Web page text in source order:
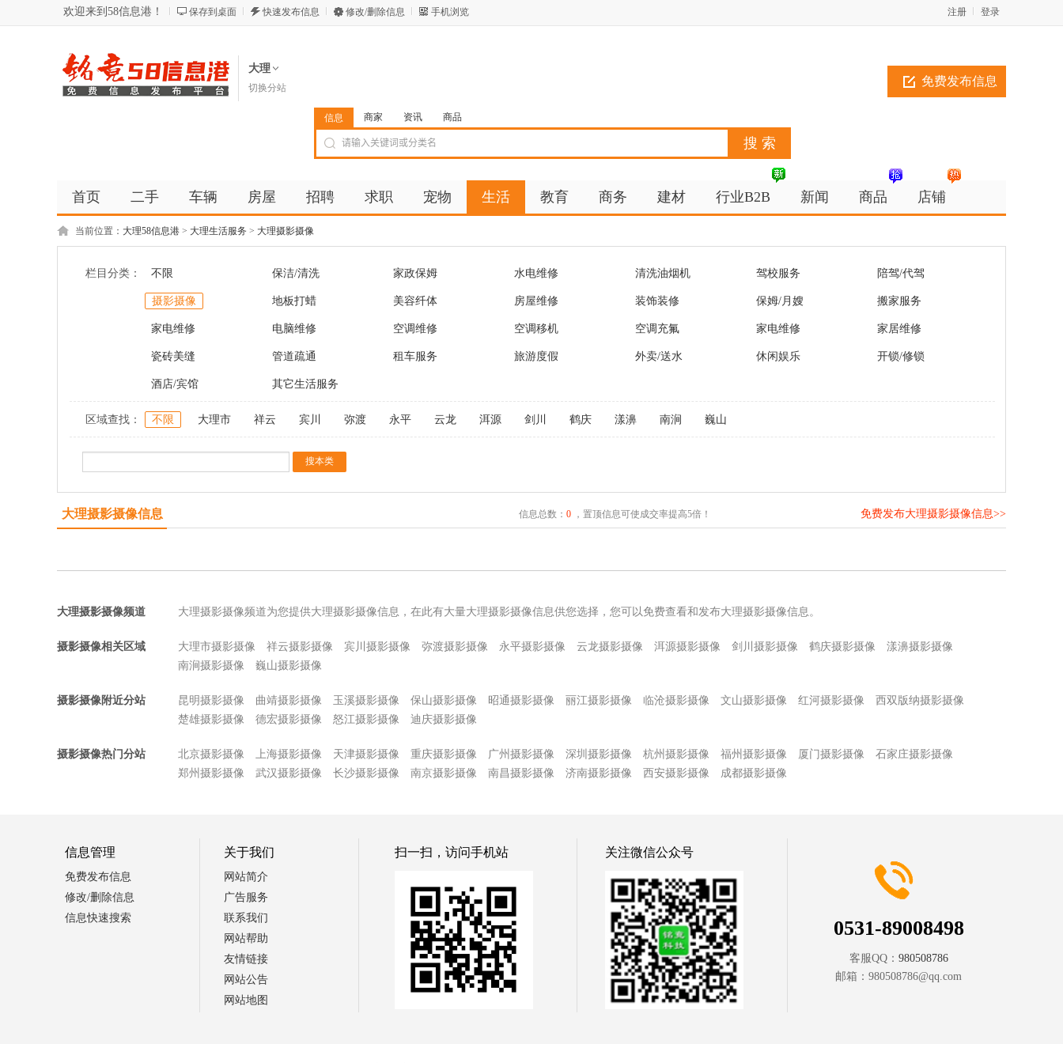
欢迎来到58信息港！ 保存到桌面 快速发布信息 修改/删除信息 手机浏览 登录
注册
大理
切换分站 免费发布信息
信息 商家 资讯 商品
首页 二手 车辆 房屋 招聘 求职 宠物 生活 教育 商务 建材 行业B2B 新闻 商品 店铺
当前位置： 大理58信息港 > 大理生活服务 > 大理摄影摄像
栏目分类： 不限 保洁/清洗 家政保姆 水电维修 清洗油烟机 驾校服务 陪驾/代驾
摄影摄像 地板打蜡 美容纤体 房屋维修 装饰装修 保姆/月嫂 搬家服务
家电维修 电脑维修 空调维修 空调移机 空调充氟 家电维修 家居维修
瓷砖美缝 管道疏通 租车服务 旅游度假 外卖/送水 休闲娱乐 开锁/修锁
酒店/宾馆 其它生活服务
区域查找： 不限 大理市 祥云 宾川 弥渡 永平 云龙 洱源 剑川 鹤庆 漾濞 南涧 巍山
大理摄影摄像信息 信息总数： 0，置顶信息可使成交率提高5倍！ 免费发布大理摄影摄像信息>>
大理摄影摄像频道 大理摄影摄像频道为您提供大理摄影摄像信息，在此有大量大理摄影摄像信息供您选择，您可以免费查看和发布大理摄影摄像信息。
摄影摄像相关区域 大理市摄影摄像 祥云摄影摄像 宾川摄影摄像 弥渡摄影摄像 永平摄影摄像 云龙摄影摄像 洱源摄影摄像 剑川摄影摄像 鹤庆摄影摄像
漾濞摄影摄像
南涧摄影摄像
巍山摄影摄像
摄影摄像附近分站 昆明摄影摄像 曲靖摄影摄像 玉溪摄影摄像 保山摄影摄像 昭通摄影摄像 丽江摄影摄像 临沧摄影摄像 文山摄影摄像 红河摄影摄像
西双版纳摄影摄像
楚雄摄影摄像
德宏摄影摄像 怒江摄影摄像 迪庆摄影摄像
摄影摄像热门分站 北京摄影摄像 上海摄影摄像 天津摄影摄像 重庆摄影摄像 广州摄影摄像 深圳摄影摄像 杭州摄影摄像 福州摄影摄像 厦门摄影摄像
石家庄摄影摄像
郑州摄影摄像
武汉摄影摄像 长沙摄影摄像 南京摄影摄像 南昌摄影摄像 济南摄影摄像 西安摄影摄像 成都摄影摄像
信息管理
免费发布信息
修改/删除信息
信息快速搜索
关于我们
网站简介
广告服务
联系我们
网站帮助
友情链接
网站公告
网站地图
扫一扫，访问手机站 关注微信公众号
0531-89008498
客服QQ： 980508786
邮箱： 980508786@qq.com